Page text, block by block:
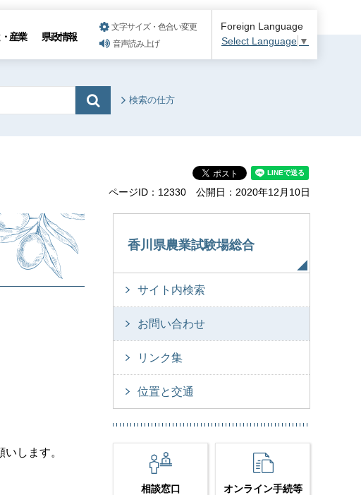
産業 県政情報
文字サイズ・色合い変更
音声読み上げ
Foreign Language
Select Language ▼
検索の仕方
ページID：12330 公開日：2020年12月10日
します。
香川県農業試験場総合
サイト内検索
お問い合わせ
リンク集
位置と交通
相談窓口 オンライン手続等